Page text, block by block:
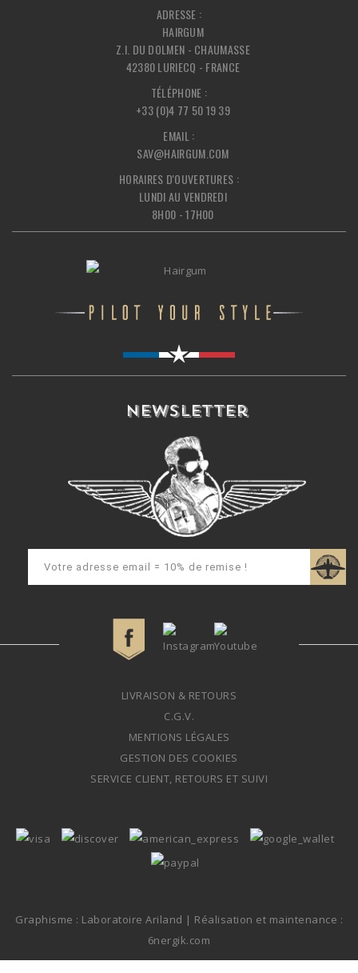
ADRESSE :
HAIRGUM
Z.I. DU DOLMEN - CHAUMASSE
42380 LURIECQ - FRANCE
TÉLÉPHONE :
+33 (0)4 77 50 19 39
EMAIL :
SAV@HAIRGUM.COM
HORAIRES D'OUVERTURES :
LUNDI AU VENDREDI
8H00 - 17H00
Newsletter
LIVRAISON & RETOURS
C.G.V.
MENTIONS LÉGALES
GESTION DES COOKIES
SERVICE CLIENT, RETOURS ET SUIVI
Graphisme : Laboratoire Ariland | Réalisation et maintenance :
6nergik.com